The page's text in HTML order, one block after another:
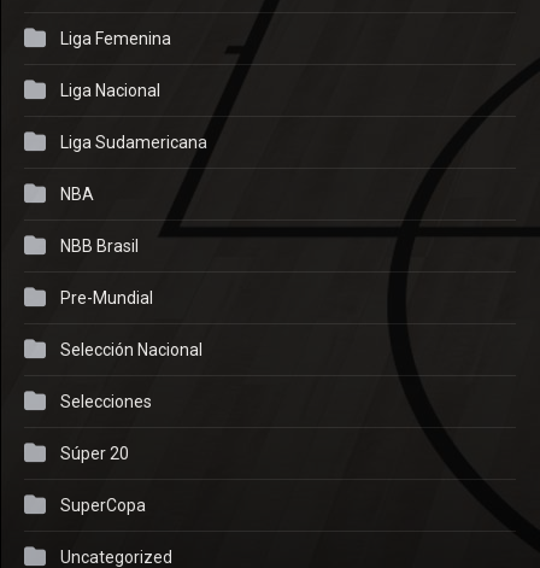
Liga Femenina
Liga Nacional
Liga Sudamericana
NBA
NBB Brasil
Pre-Mundial
Selección Nacional
Selecciones
Súper 20
SuperCopa
Uncategorized